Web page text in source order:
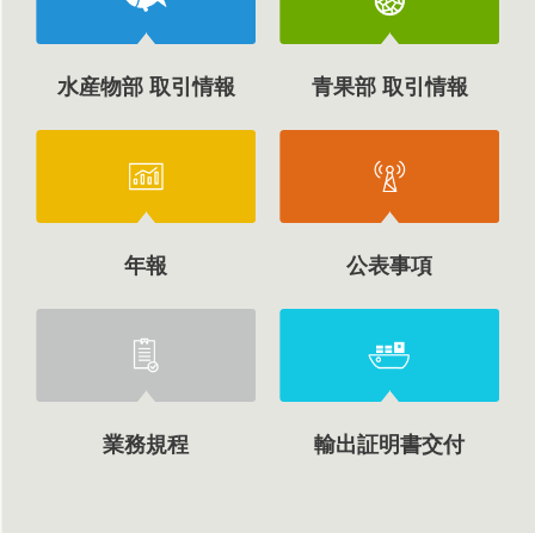
水産物部 取引情報 青果部 取引情報
年報 公表事項
業務規程 輸出証明書交付